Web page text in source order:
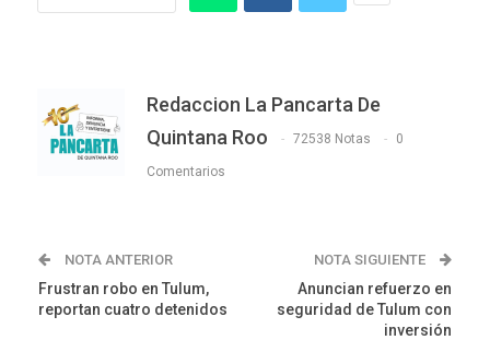
Redaccion La Pancarta De
Quintana Roo
72538 Notas 0
Comentarios
NOTA ANTERIOR
Frustran robo en Tulum,
reportan cuatro detenidos
NOTA SIGUIENTE
Anuncian refuerzo en
seguridad de Tulum con
inversión